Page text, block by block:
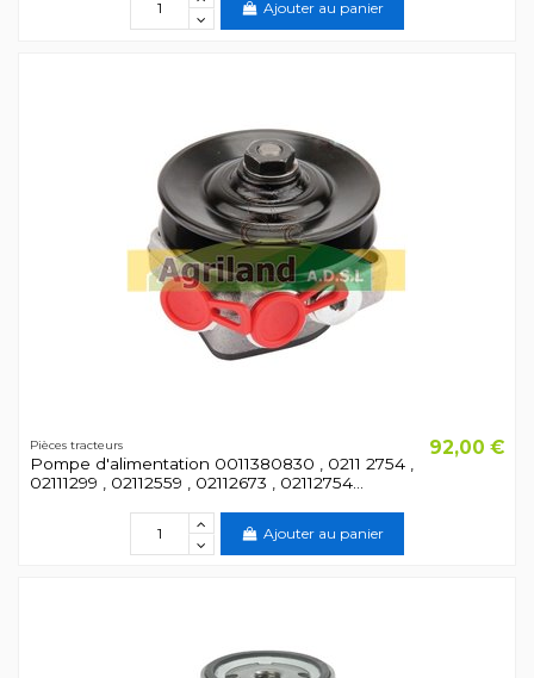
Ajouter au panier
Pièces tracteurs
Pompe d'alimentation 0011380830 , 0211 2754 ,
02111299 , 02112559 , 02112673 , 02112754...
92,00 €
Ajouter au panier